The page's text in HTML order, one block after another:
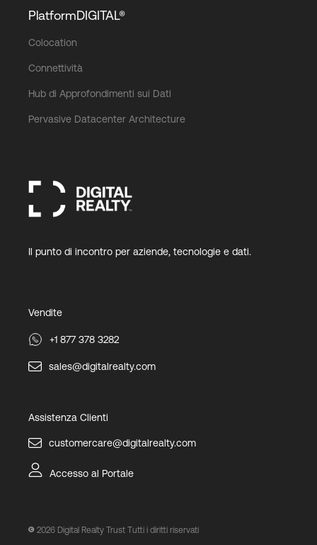
PlatformDIGITAL®
Colocation
Connettività
Hub di Approfondimenti sui Dati
Pervasive Datacenter Architecture
Il punto di incontro per aziende, tecnologie e dati.
Vendite
+1 877 378 3282
sales@digitalrealty.com
Assistenza Clienti
customercare@digitalrealty.com
Accesso al Portale
2026 Digital Realty Trust Tutti i diritti riservati